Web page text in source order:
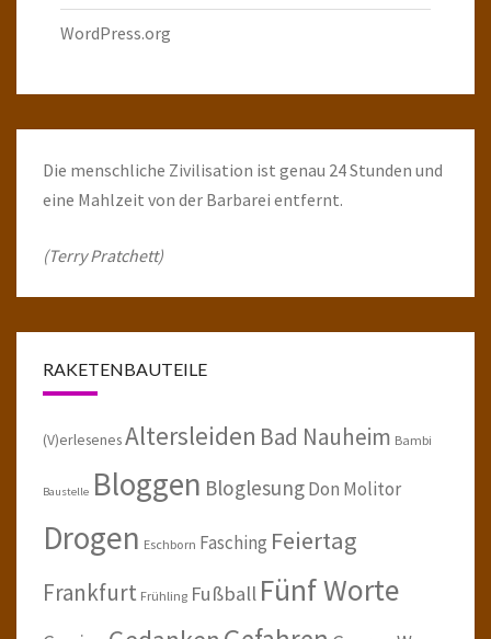
WordPress.org
Die menschliche Zivilisation ist genau 24 Stunden und
eine Mahlzeit von der Barbarei entfernt.
(Terry Pratchett)
RAKETENBAUTEILE
(V)erlesenesAltersleiden Bad Nauheim Bambi
Baustelle Bloggen BloglesungDon Molitor
Drogen Eschborn Fasching Feiertag
Frankfurt Frühling Fußball Fünf Worte